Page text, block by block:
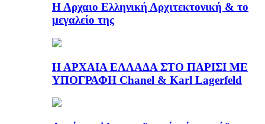
Η Αρχαιο Ελληνική Αρχιτεκτονική & το
μεγαλείο της
Η ΑΡΧΑΙΑ ΕΛΛΑΔΑ ΣΤΟ ΠΑΡΙΣΙ ΜΕ
ΥΠΟΓΡΑΦΗ Chanel & Karl Lagerfeld